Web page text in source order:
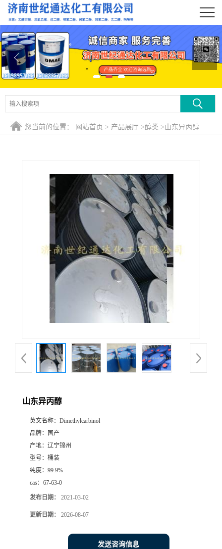
公司首页
公司介绍
公司动态
产品展厅
证书荣誉
您当前的位置： 网站首页 > 产品展厅 >醇类 >山东异丙醇
山东异丙醇
英文名称： Dimethylcarbinol
品牌：
国产
产地： 辽宁锦州
型号： 桶装
纯度： 99.9%
cas： 67-63-0
发布日期： 2021-03-02
更新日期： 2026-08-07
发送咨询信息